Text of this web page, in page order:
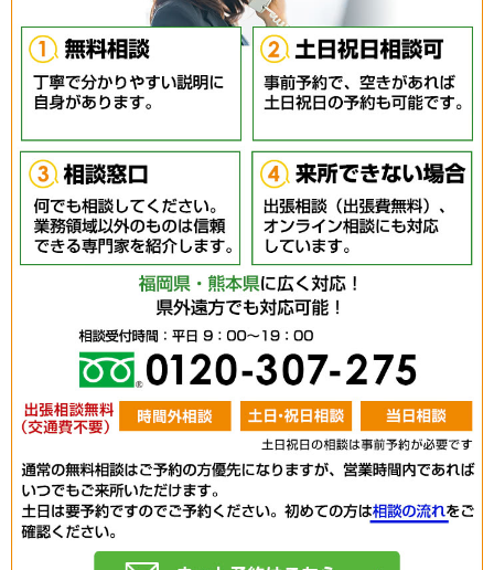
0120-